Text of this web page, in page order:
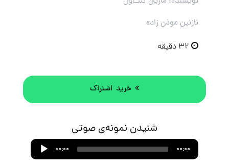
نازنین موذن زاده
خرید اشتراک
شنیدن نمونه‌ی صوتی
Audio
Player
00:00 00:00